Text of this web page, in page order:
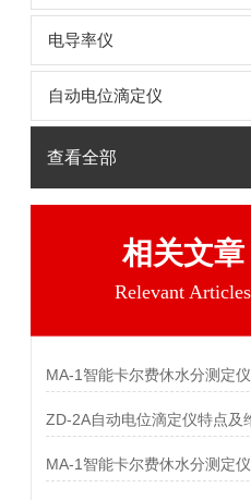
电导率仪
自动电位滴定仪
查看全部
相关文章
Relevant Articles
ZD-2A自动电位滴定仪特点及
MA-1智能卡尔费休水分测定